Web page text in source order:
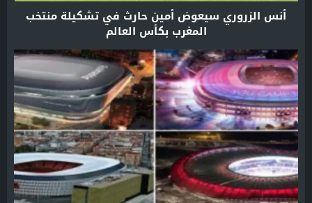
أنس الزروري سيعوض أمين حارث في تشكيلة منتخب
المغرب بكأس العالم